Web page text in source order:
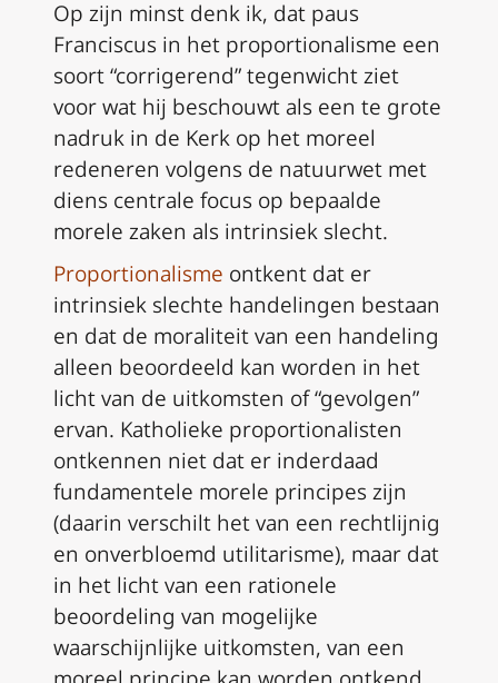
Op zijn minst denk ik, dat paus
Franciscus in het proportionalisme een
soort “corrigerend” tegenwicht ziet
voor wat hij beschouwt als een te grote
nadruk in de Kerk op het moreel
redeneren volgens de natuurwet met
diens centrale focus op bepaalde
morele zaken als intrinsiek slecht.
Proportionalisme ontkent dat er
intrinsiek slechte handelingen bestaan
en dat de moraliteit van een handeling
alleen beoordeeld kan worden in het
licht van de uitkomsten of “gevolgen”
ervan. Katholieke proportionalisten
ontkennen niet dat er inderdaad
fundamentele morele principes zijn
(daarin verschilt het van een rechtlijnig
en onverbloemd utilitarisme), maar dat
in het licht van een rationele
beoordeling van mogelijke
waarschijnlijke uitkomsten, van een